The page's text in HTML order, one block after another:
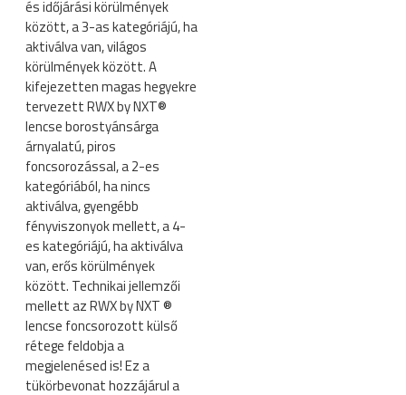
és időjárási körülmények
között, a 3-as kategóriájú, ha
aktiválva van, világos
körülmények között. A
kifejezetten magas hegyekre
tervezett RWX by NXT®
lencse borostyánsárga
árnyalatú, piros
foncsorozással, a 2-es
kategóriából, ha nincs
aktiválva, gyengébb
fényviszonyok mellett, a 4-
es kategóriájú, ha aktiválva
van, erős körülmények
között. Technikai jellemzői
mellett az RWX by NXT ®
lencse foncsorozott külső
rétege feldobja a
megjelenésed is! Ez a
tükörbevonat hozzájárul a